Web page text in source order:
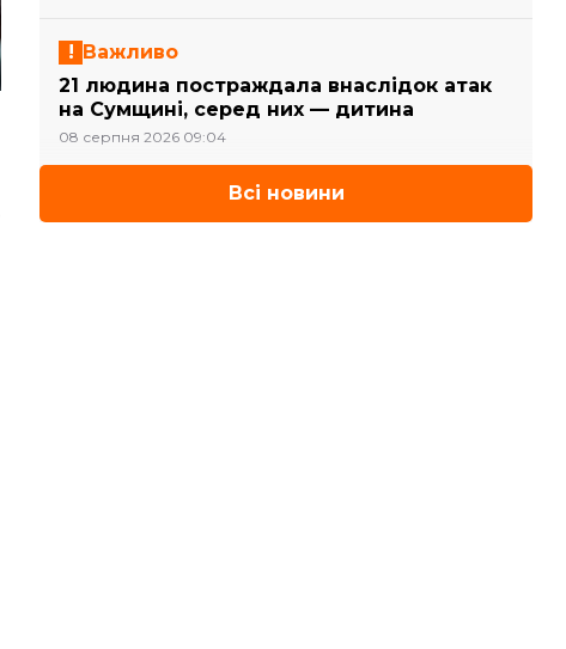
Важливо
21 людина постраждала внаслідок атак
на Сумщині, серед них — дитина
08 серпня 2026 09:04
Всі новини